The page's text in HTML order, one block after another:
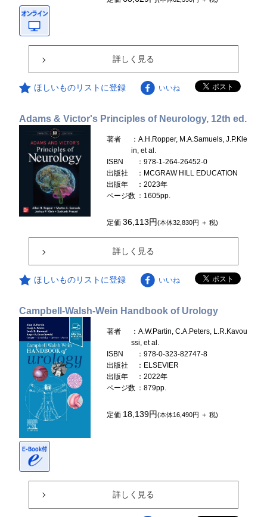
詳しく見る
ほしいものリストに登録 いいね
Adams & Victor's Principles of Neurology, 12th ed.
著者
：A.H.Ropper, M.A.Samuels, J.P.Kle
in, et al.
ISBN
：978-1-264-26452-0
出版社
：MCGRAW HILL EDUCATION
出版年
：2023年
ページ数 ：1605pp.
定価36,113円(本体32,830円 ＋ 税)
詳しく見る
ほしいものリストに登録 いいね
Campbell-Walsh-Wein Handbook of Urology
著者
：A.W.Partin, C.A.Peters, L.R.Kavou
ssi, et al.
ISBN
：978-0-323-82747-8
出版社
：ELSEVIER
出版年
：2022年
ページ数 ：879pp.
定価 18,139円(本体16,490円 ＋ 税)
詳しく見る